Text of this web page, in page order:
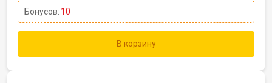
Бонусов: 10
В корзину